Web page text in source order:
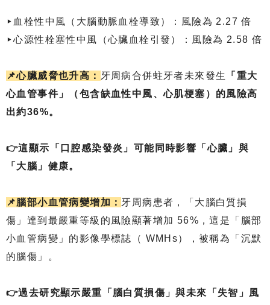
▸血栓性中風（大腦動脈血栓導致）：風險為 2.27 倍
▸心源性栓塞性中風（心臟血栓引發）：風險為 2.58 倍
📌心臟威脅也升高： 牙周病合併蛀牙者未來發生
「重大
心血管事件」（包含缺血性中風、心肌梗塞）的風險高
出約36%。
👉這顯示「口腔感染發炎」可能同時影響「心臟」與
「大腦」健康。
📌腦部小血管病變增加： 牙周病患者，「大腦白質損
傷」達到最嚴重等級的風險顯著增加 56%，這是「腦部
小血管病變」的影像學標誌（ WMHs），被稱為「沉默
的腦傷」。
👉過去研究顯示嚴重「腦白質損傷」與未來「失智」風